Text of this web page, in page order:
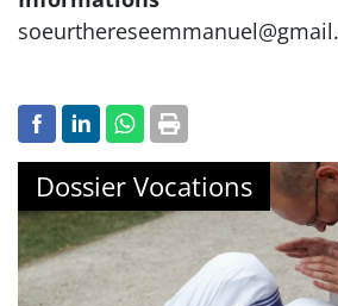
Dossier Vocations